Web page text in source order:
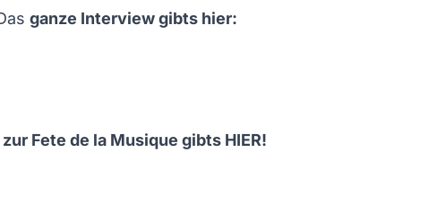
ganze Interview gibts hier:
Fete de la Musique gibts HIER!